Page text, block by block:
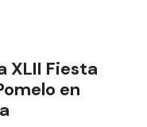
XLII Fiesta
en